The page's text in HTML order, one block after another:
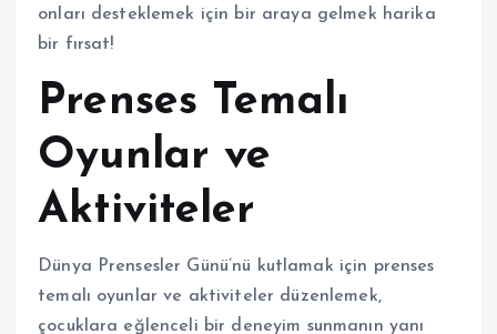
onları desteklemek için bir araya gelmek harika
bir fırsat!
Prenses Temalı
Oyunlar ve
Aktiviteler
Dünya Prensesler Günü’nü kutlamak için prenses
temalı oyunlar ve aktiviteler düzenlemek,
çocuklara eğlenceli bir deneyim sunmanın yanı